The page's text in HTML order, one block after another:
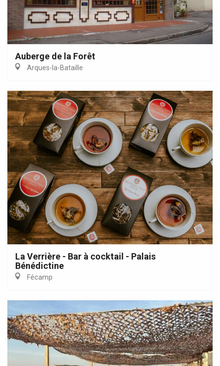
Auberge de la Forêt
Arques-la-Bataille
La Verrière - Bar à cocktail - Palais
Bénédictine
Fécamp